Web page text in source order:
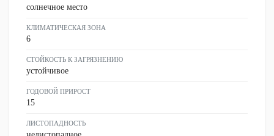
солнечное место
КЛИМАТИЧЕСКАЯ ЗОНА
6
СТОЙКОСТЬ К ЗАГРЯЗНЕНИЮ
устойчивое
ГОДОВОЙ ПРИРОСТ
15
ЛИСТОПАДНОСТЬ